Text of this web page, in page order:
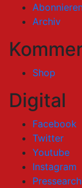
Archiv
Shop
Digital
Facebook
Twitter
Youtube
Instagram